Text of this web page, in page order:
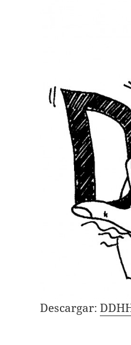
Descargar: